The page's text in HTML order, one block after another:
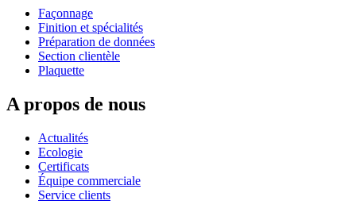
Façonnage
Finition et spécialités
Préparation de données
Section clientèle
Plaquette
A propos de nous
Actualités
Ecologie
Certificats
Équipe commerciale
Service clients